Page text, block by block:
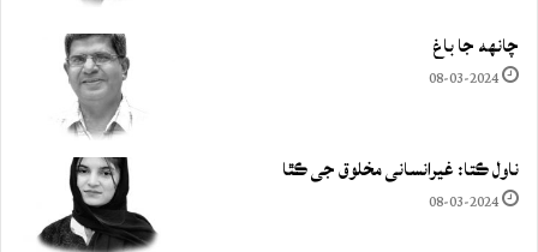
چانهه جا باغ
08-03-2024
ناول ڪتا: غيرانساني مخلوق جي ڪٿا
08-03-2024